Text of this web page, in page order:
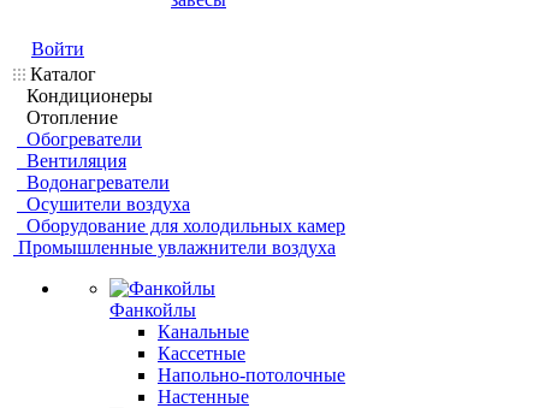
Войти
Каталог
Кондиционеры
Отопление
Обогреватели
Вентиляция
Водонагреватели
Осушители воздуха
Оборудование для холодильных камер
Промышленные увлажнители воздуха
Фанкойлы
Канальные
Кассетные
Напольно-потолочные
Настенные